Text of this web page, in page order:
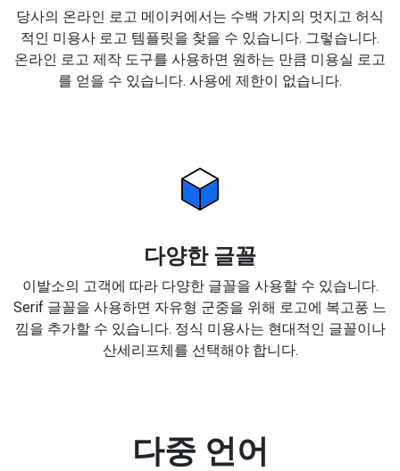
당사의 온라인 로고 메이커에서는 수백 가지의 멋지고 허식
적인 미용사 로고 템플릿을 찾을 수 있습니다. 그렇습니다.
온라인 로고 제작 도구를 사용하면 원하는 만큼 미용실 로고
를 얻을 수 있습니다. 사용에 제한이 없습니다.
다양한 글꼴
이발소의 고객에 따라 다양한 글꼴을 사용할 수 있습니다.
Serif 글꼴을 사용하면 자유형 군중을 위해 로고에 복고풍 느
낌을 추가할 수 있습니다. 정식 미용사는 현대적인 글꼴이나
산세리프체를 선택해야 합니다.
다중 언어